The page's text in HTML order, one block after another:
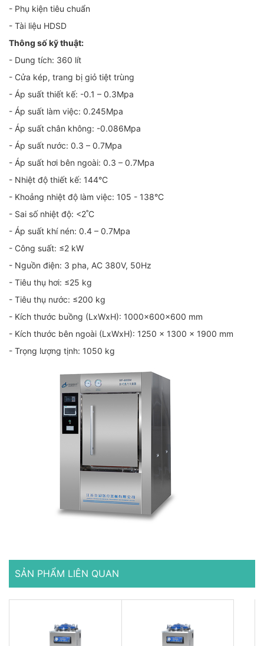
- Phụ kiện tiêu chuẩn
- Tài liệu HDSD
Thông số kỹ thuật:
- Dung tích: 360 lít
- Cửa kép, trang bị giỏ tiệt trùng
- Áp suất thiết kế: -0.1 – 0.3Mpa
- Áp suất làm việc: 0.245Mpa
- Áp suất chân không: -0.086Mpa
- Áp suất nước: 0.3 – 0.7Mpa
- Áp suất hơi bên ngoài: 0.3 – 0.7Mpa
- Nhiệt độ thiết kế: 144°C
- Khoảng nhiệt độ làm việc: 105 - 138°C
- Sai số nhiệt độ: <2˚C
- Áp suất khí nén: 0.4 – 0.7Mpa
- Công suất: ≤2 kW
- Nguồn điện: 3 pha, AC 380V, 50Hz
- Tiêu thụ hơi: ≤25 kg
- Tiêu thụ nước: ≤200 kg
- Kích thước buồng (LxWxH): 1000x600x600 mm
- Kích thước bên ngoài (LxWxH): 1250 x 1300 x 1900 mm
- Trọng lượng tịnh: 1050 kg
SẢN PHẨM LIÊN QUAN